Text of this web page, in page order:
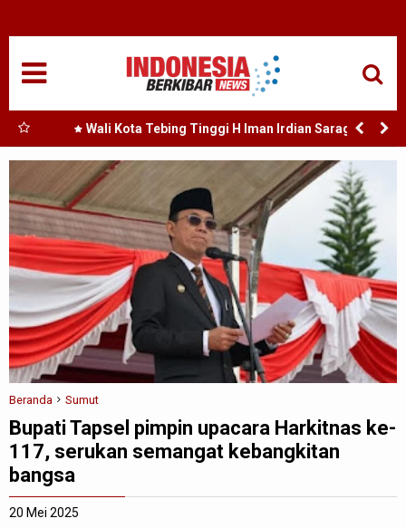
Wali Kota Tebing Tinggi H Iman Irdian Saragih :
Dorong Optimalisasi SP3 Catin
Beranda Sumut
Bupati Tapsel pimpin upacara Harkitnas ke-
117, serukan semangat kebangkitan
bangsa
20 Mei 2025
NASIONAL
SUMUT
MEDAN
TANJUNGBALAI
ACEH
EDUKASI
ADVETORIAL
REDAKSI